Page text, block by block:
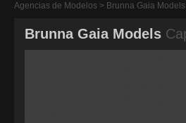
Agencias de Modelos > Brunna Gaia Models
Brunna Gaia Models